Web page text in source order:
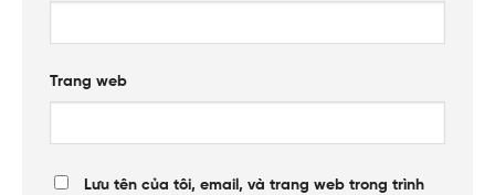
Trang web
Lưu tên của tôi, email, và trang web trong trình